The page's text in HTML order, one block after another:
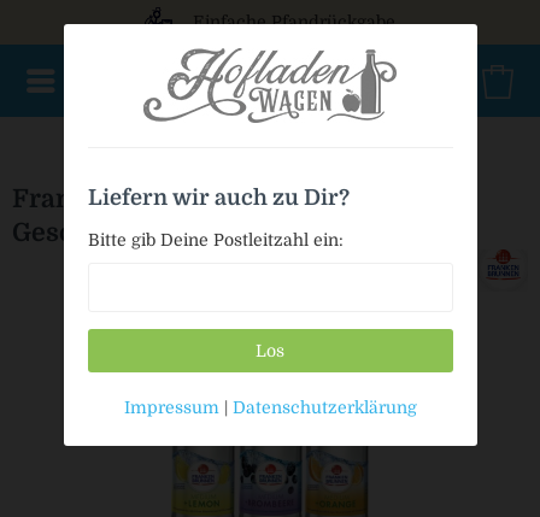
Einfache Pfandrückgabe
Franken Brunnen Wasser mit
Geschmack - Der Mischkasten
Liefern wir auch zu Dir?
Bitte gib Deine Postleitzahl ein:
Los
Impressum | Datenschutzerklärung